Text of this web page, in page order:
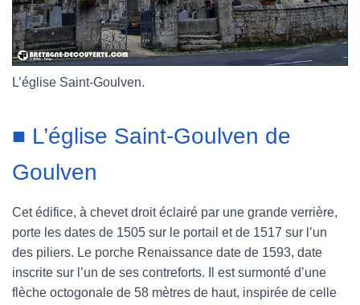
L’église Saint-Goulven.
■ L’église Saint-Goulven de
Goulven
Cet édifice, à chevet droit éclairé par une grande verrière,
porte les dates de 1505 sur le portail et de 1517 sur l’un
des piliers. Le porche Renaissance date de 1593, date
inscrite sur l’un de ses contreforts. Il est surmonté d’une
flèche octogonale de 58 mètres de haut, inspirée de celle